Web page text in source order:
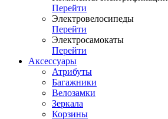
Перейти
Электровелосипеды
Перейти
Электросамокаты
Перейти
Аксессуары
Атрибуты
Багажники
Велозамки
Зеркала
Корзины